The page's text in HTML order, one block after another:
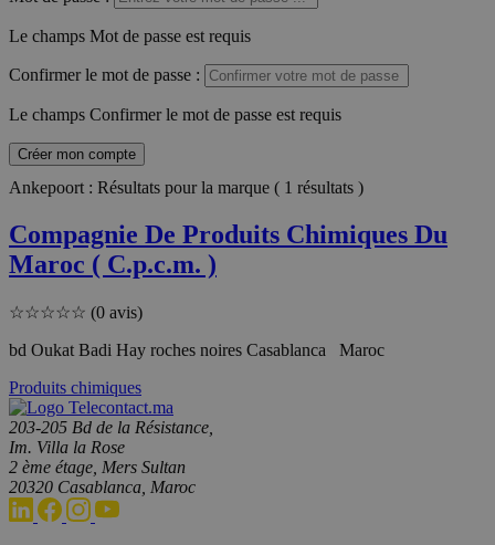
Le champs Mot de passe est requis
Confirmer le mot de passe :
Le champs Confirmer le mot de passe est requis
Créer mon compte
Ankepoort : Résultats pour la marque ( 1 résultats )
Compagnie De Produits Chimiques Du
Maroc ( C.p.c.m. )
☆☆☆☆☆ (0 avis)
bd Oukat Badi Hay roches noires Casablanca Maroc
Produits chimiques
203-205 Bd de la Résistance,
Im. Villa la Rose
2 ème étage, Mers Sultan
20320 Casablanca, Maroc